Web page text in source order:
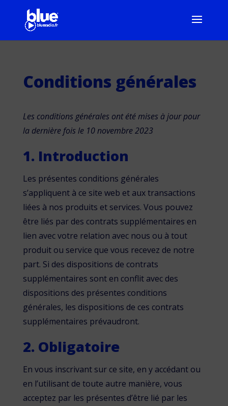
Conditions générales
Les conditions générales ont été mises à jour pour
la dernière fois le 10 novembre 2023
1. Introduction
Les présentes conditions générales
s’appliquent à ce site web et aux transactions
liées à nos produits et services. Vous pouvez
être liés par des contrats supplémentaires en
lien avec votre relation avec nous ou à tout
produit ou service que vous recevez de notre
part. Si des dispositions de contrats
supplémentaires sont en conflit avec des
dispositions des présentes conditions
générales, les dispositions de ces contrats
supplémentaires prévaudront.
2. Obligatoire
En vous inscrivant sur ce site, en y accédant ou
en l’utilisant de toute autre manière, vous
acceptez par les présentes d’être lié par les